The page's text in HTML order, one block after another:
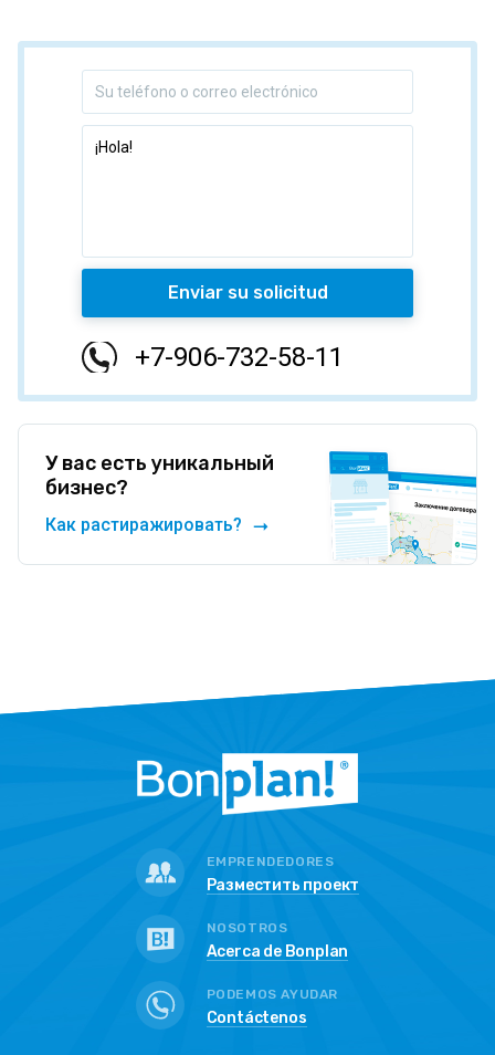
Enviar su solicitud
+7-906-732-58-11
У вас есть уникальный
бизнес?
Как растиражировать?
EMPRENDEDORES
Разместить проект
NOSOTROS
Acerca de Bonplan
PODEMOS AYUDAR
Contáctenos